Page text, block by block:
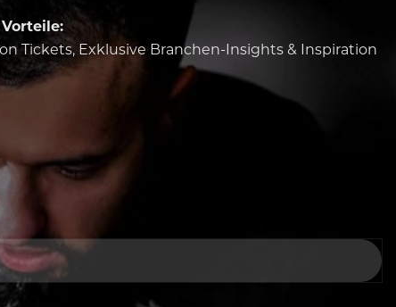
Tickets, Exklusive Branchen-Insights & Inspiration